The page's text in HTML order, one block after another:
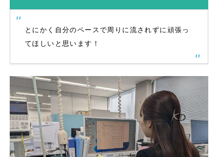
とにかく自分のペースで周りに流されずに頑張っ
てほしいと思います！